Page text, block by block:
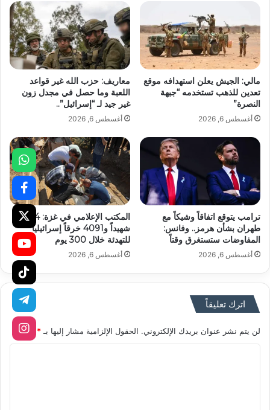
مالي: الجيش يعلن استهدافه موقع
تعدين للذهب تستخدمه “جبهة
النصرة”
أغسطس 6, 2026
معاريف: حزب الله غير قواعد
اللعبة وما حصل في مجدل زون
غير جيد لـ “إسرائيل”..
أغسطس 6, 2026
ترامب يتوقع اتفاقاً وشيكاً مع
طهران بشأن هرمز.. وفانس:
المفاوضات ستستغرق وقتاً
أغسطس 6, 2026
المكتب الإعلامي في غزة: 1254
شهيداً و4091 خرقاً إسرائيلياً
للتهدئة خلال 300 يوم
أغسطس 6, 2026
اترك تعليقاً
لن يتم نشر عنوان بريدك الإلكتروني. الحقول الإلزامية مشار إليها بـ *